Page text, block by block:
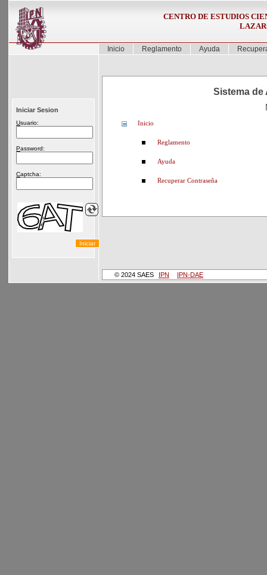
CENTRO DE ESTUDIOS
Inicio Reglamento Ayuda
Sistema
Inicio
Reglamento
Ayuda
Recuperar Contraseña
Iniciar Sesion
Usuario:
Password:
Captcha:
© 2024 SAES IPN IPN-DAE